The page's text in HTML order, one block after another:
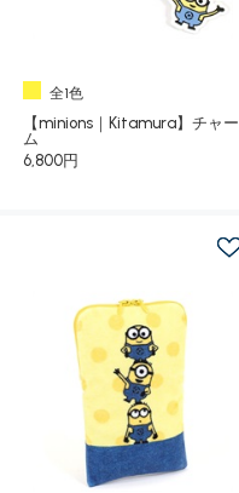
全1色
【minions｜Kitamura】チャー
ム
6,800円